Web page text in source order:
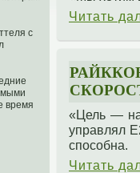
с
время
Читать
«Цель —
управлял
способна.
Читать